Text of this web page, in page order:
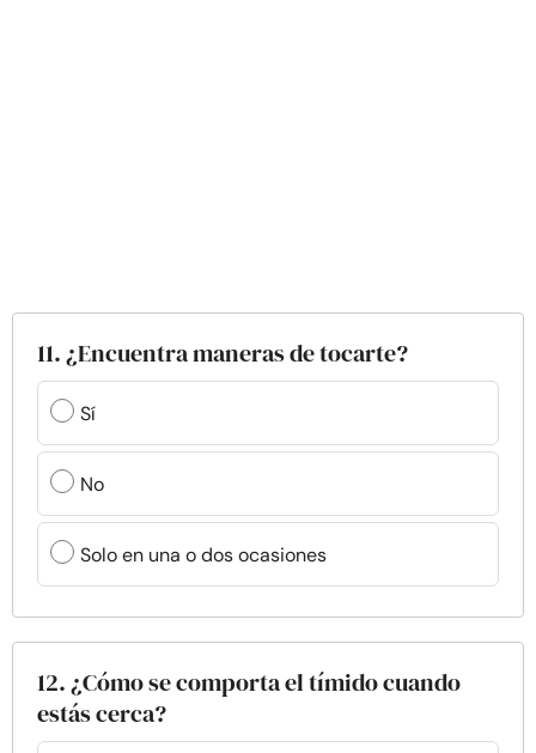
11. ¿Encuentra maneras de tocarte?
Sí
No
Solo en una o dos ocasiones
12. ¿Cómo se comporta el tímido cuando
estás cerca?